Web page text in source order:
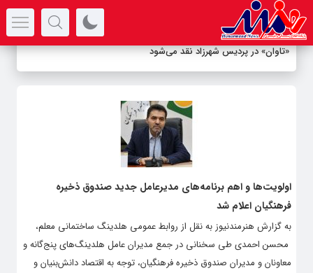
«تاوان» در پردیس شهرزاد نقد می‌شود
اولویت‌ها و اهم برنامه‌های مدیرعامل جدید صندوق ذخیره
فرهنگیان اعلام شد
به گزارش هنرمندنیوز به نقل از روابط عمومی هلدینگ ساختمانی معلم،
محسن احمدی طی سخنانی در جمع مدیران عامل هلدینگ‌های پنج‌گانه و
معاونان و مدیران صندوق ذخیره فرهنگیان، توجه به اقتصاد دانش‌بنیان و